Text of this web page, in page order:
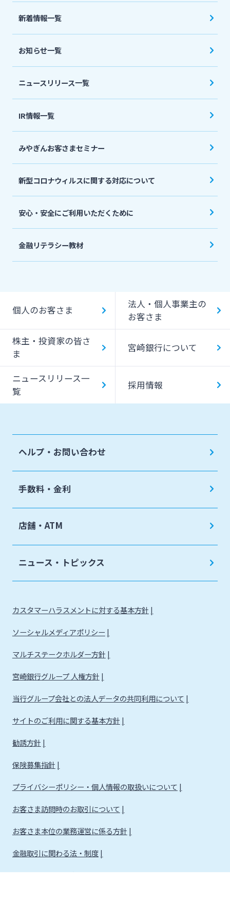
法人・個人事業主のお客さま
宮崎銀行について
ニュースリリース一覧
採用情報
お問い合わせ先一覧
新着情報一覧
お知らせ一覧
ニュースリリース一覧
IR情報一覧
みやぎんお客さまセミナー
新型コロナウィルスに関する対応について
安心・安全にご利用いただくために
金融リテラシー教材
個人のお客さま
法人・個人事業主の
お客さま
株主・投資家の皆さ
ま
宮崎銀行について
ニュースリリース一
覧
採用情報
ヘルプ・お問い合わせ
手数料・金利
店舗・ATM
ニュース・トピックス
カスタマーハラスメントに対する基本方針
ソーシャルメディアポリシー
マルチステークホルダー方針
宮崎銀行グループ 人権方針
当行グループ会社との法人データの共同利用について
サイトのご利用に関する基本方針
勧誘方針
保険募集指針
プライバシーポリシー・個人情報の取扱いについて
お客さま訪問時のお取引について
お客さま本位の業務運営に係る方針
金融取引に関わる法・制度
金融取引に関わる方針